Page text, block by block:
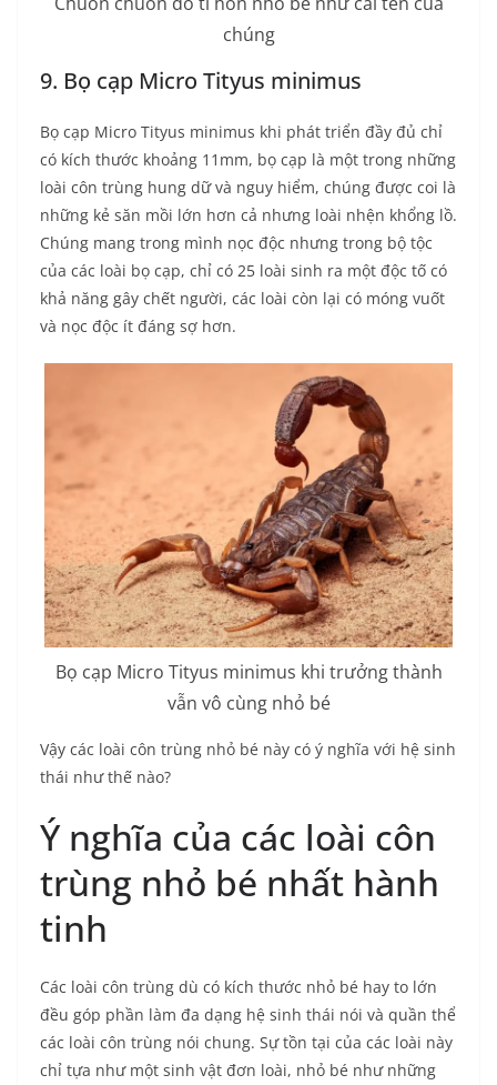
chúng
9. Bọ cạp Micro Tityus minimus
Bọ cạp Micro Tityus minimus khi phát triển đầy đủ chỉ
có kích thước khoảng 11mm, bọ cạp là một trong những
loài côn trùng hung dữ và nguy hiểm, chúng được coi là
những kẻ săn mồi lớn hơn cả nhưng loài nhện khổng lồ.
Chúng mang trong mình nọc độc nhưng trong bộ tộc
của các loài bọ cạp, chỉ có 25 loài sinh ra một độc tố có
khả năng gây chết người, các loài còn lại có móng vuốt
và nọc độc ít đáng sợ hơn.
Bọ cạp Micro Tityus minimus khi trưởng thành
vẫn vô cùng nhỏ bé
Vậy các loài côn trùng nhỏ bé này có ý nghĩa với hệ sinh
thái như thế nào?
Ý nghĩa của các loài côn
trùng nhỏ bé nhất hành
tinh
Các loài côn trùng dù có kích thước nhỏ bé hay to lớn
đều góp phần làm đa dạng hệ sinh thái nói và quần thể
các loài côn trùng nói chung. Sự tồn tại của các loài này
chỉ tựa như một sinh vật đơn loài, nhỏ bé như những